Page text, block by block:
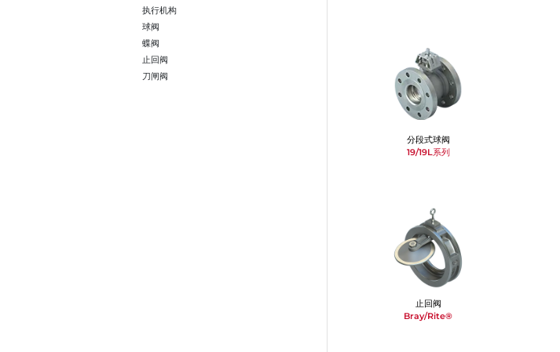
执行机构
球阀
蝶阀
止回阀
刀闸阀
分段式球阀
19/19L系列
止回阀
Bray/Rite®